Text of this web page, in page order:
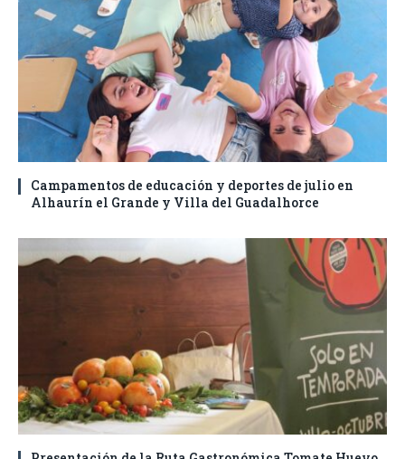
Campamentos de educación y deportes de julio en
Alhaurín el Grande y Villa del Guadalhorce